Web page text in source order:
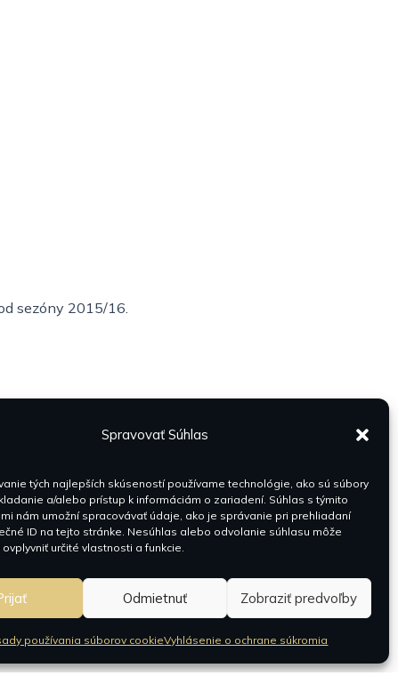
Spravovať Súhlas
tých najlepších skúseností používame technológie, ako sú súbory
a/alebo prístup k informáciám o zariadení. Súhlas s týmito
nám umožní spracovávať údaje, ako je správanie pri prehliadaní
ID na tejto stránke. Nesúhlas alebo odvolanie súhlasu môže
určité vlastnosti a funkcie.
Odmietnuť Zobraziť predvoľby
používania súborov cookieVyhlásenie o ochrane súkromia
sezóny 2015/16.